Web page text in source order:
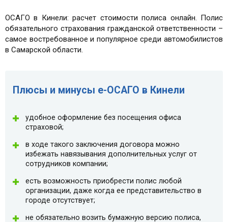
ОСАГО в Кинели: расчет стоимости полиса онлайн. Полис
обязательного страхования гражданской ответственности –
самое востребованное и популярное среди автомобилистов
в Самарской области.
Плюсы и минусы e-ОСАГО в Кинели
удобное оформление без посещения офиса
страховой;
в ходе такого заключения договора можно
избежать навязывания дополнительных услуг от
сотрудников компании;
есть возможность приобрести полис любой
организации, даже когда ее представительство в
городе отсутствует;
не обязательно возить бумажную версию полиса,